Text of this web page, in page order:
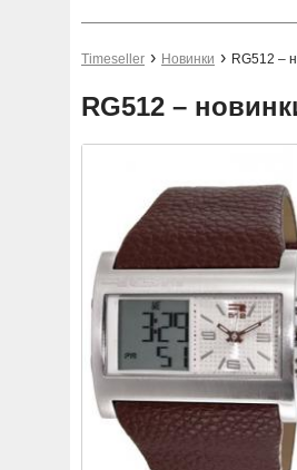
Timeseller Новинки RG512 –
RG512 –